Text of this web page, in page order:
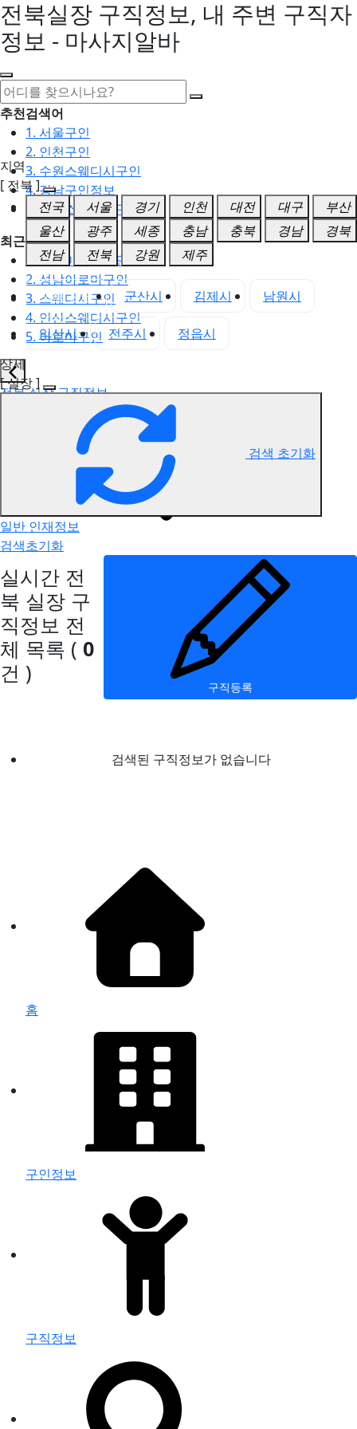
전북실장 구직정보, 내 주변 구직자
정보 - 마사지알바
추천검색어
1. 서울구인
2. 인천구인
3. 수원스웨디시구인
4. 강남구인정보
5. 동탄스웨디시구인
최근검색어
1. 일산마사지구인
2. 성남아로마구인
3. 스웨디시구인
4. 안산스웨디시구인
5. 아로마구인
전북 실장 구직정보
지역
[ 전북 ]
전국
서울 경기 인천 대전 대구
부산
울산
광주 세종 충남 충북 경남
경북
전남
전북 강원 제주
전북 전체 군산시 김제시 남원시
익산시 전주시
정읍시
상세
[ 실장 ]
검색 초기화
일반 인재정보
검색초기화
실시간 전
북 실장 구
직정보 전
체 목록 ( 0
건 )
구직등록
검색된 구직정보가 없습니다
홈
구인정보
구직정보